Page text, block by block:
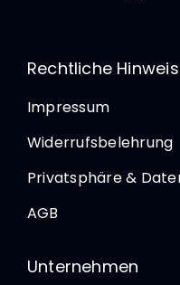
Rechtliche
Impressum
Widerrufsbelehrung
Privatsphäre &
AGB
Unternehmen